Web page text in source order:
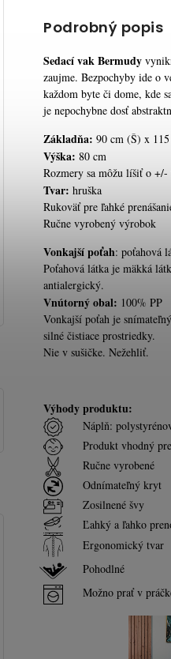
Podrobný popis
Sedací vak Bermudy
zaujme. Bezpochyby ide o
každom byte či dome, kde
je nepochybne dosť
Základňa: 90 cm (Š) x
Výška: 80 cm
Rozmery sa môžu líšiť o +/-
Tvar: hruška
Rukoväť pre ľahké
Ručne vyrobený výrobok
Vonkajší poťah: poťahová
Poťahová látka je mäkká
antialergický.
Vnútorný obal: 100% PP
Vonkajší poťah je
silné čistiace prostriedky.
Nie v sušičke. Nežehliť.
Výhody produktu:
Náplň:
Produkt vhodný
Ručne vyrobené
Odnímateľný kryt
Zosilnené švy
Ľahký a ľahko
Ergonomický tvar
Pohodlné
Možno prať v